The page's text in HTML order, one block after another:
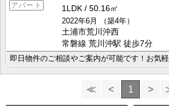
アパート
1LDK
50.16㎡
2022年6月
（築4年）
土浦市荒川沖西
常磐線 荒川沖駅 徒歩7分
≪ < 1 >